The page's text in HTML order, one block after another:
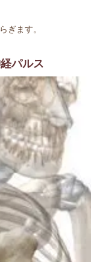
ぎます。
パルス